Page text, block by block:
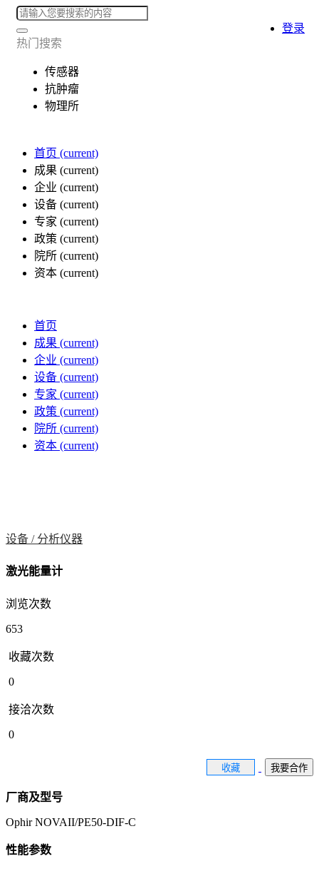
热门搜索
传感器
抗肿瘤
物理所
首页 (current)
成果 (current)
企业 (current)
设备 (current)
专家 (current)
政策 (current)
院所 (current)
资本 (current)
登录
首页
成果 (current)
企业 (current)
设备 (current)
专家 (current)
政策 (current)
院所 (current)
资本 (current)
设备 / 分析仪器
激光能量计
浏览次数
653
收藏次数
0
接洽次数
0
收藏 我要合作
厂商及型号
Ophir NOVAII/PE50-DIF-C
性能参数